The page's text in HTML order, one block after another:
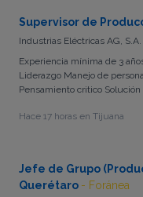
ERP (deseable). ISO
Comunicación efectiva.
Desarrollo de personal.
Supervisor de
Industrias Eléctricas AG, S.A.
Experiencia mínima de 3
Liderazgo Manejo de
Pensamiento critico
Hace 17 horas en Tijuana
Jefe de Grupo
Querétaro - Foránea